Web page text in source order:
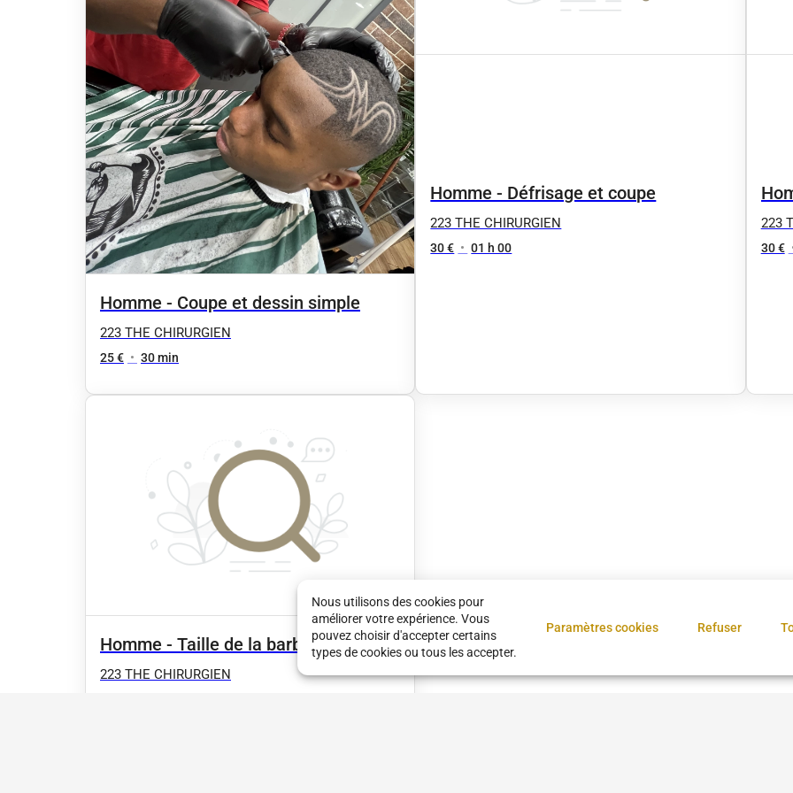
Homme - Coupe et dessin simple
223 THE CHIRURGIEN
25 € • 30 min
Homme - Défrisage et coupe
223 THE CHIRURGIEN
30 € • 01 h 00
de
223
30 €
Homme - Taille de la barbe
223 THE CHIRURGIEN
Nous utilisons des cookies pour
améliorer votre expérience. Vous
pouvez choisir d'accepter certains
types de cookies ou tous les accepter.
Paramètres cookies Refuser